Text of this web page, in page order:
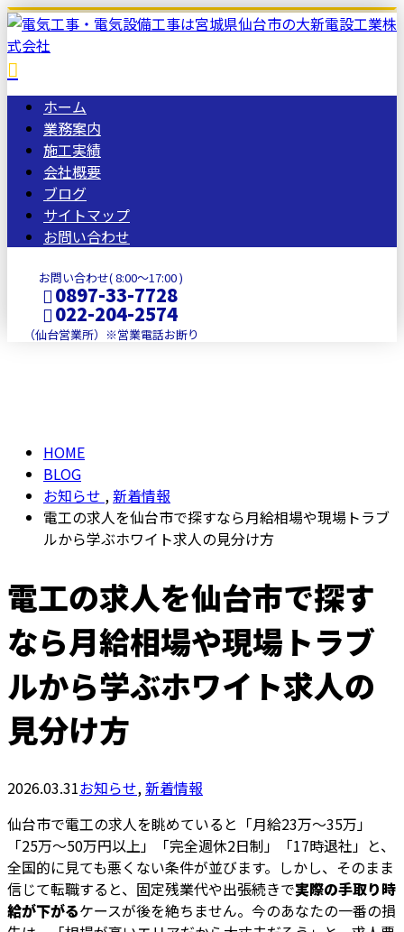
ホーム
業務案内
施工実績
会社概要
ブログ
サイトマップ
お問い合わせ
お問い合わせ( 8:00～17:00 )
0897-33-7728
022-204-2574
（仙台営業所）※営業電話お断り
HOME
BLOG
お知らせ ,新着情報
電工の求人を仙台市で探すなら月給相場や現場トラブ
ルから学ぶホワイト求人の見分け方
電工の求人を仙台市で探す
なら月給相場や現場トラブ
ルから学ぶホワイト求人の
見分け方
2026.03.31お知らせ,新着情報
仙台市で電工の求人を眺めていると「月給23万〜35万」
「25万〜50万円以上」「完全週休2日制」「17時退社」と、
全国的に見ても悪くない条件が並びます。しかし、そのまま
信じて転職すると、固定残業代や出張続きで実際の手取り時
給が下がるケースが後を絶ちません。今のあなたの一番の損